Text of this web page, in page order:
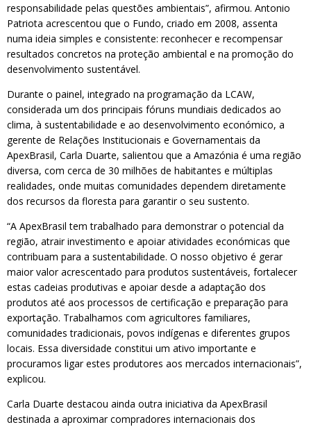
responsabilidade pelas questões ambientais”, afirmou. Antonio
Patriota acrescentou que o Fundo, criado em 2008, assenta
numa ideia simples e consistente: reconhecer e recompensar
resultados concretos na proteção ambiental e na promoção do
desenvolvimento sustentável.
Durante o painel, integrado na programação da LCAW,
considerada um dos principais fóruns mundiais dedicados ao
clima, à sustentabilidade e ao desenvolvimento económico, a
gerente de Relações Institucionais e Governamentais da
ApexBrasil, Carla Duarte, salientou que a Amazónia é uma região
diversa, com cerca de 30 milhões de habitantes e múltiplas
realidades, onde muitas comunidades dependem diretamente
dos recursos da floresta para garantir o seu sustento.
“A ApexBrasil tem trabalhado para demonstrar o potencial da
região, atrair investimento e apoiar atividades económicas que
contribuam para a sustentabilidade. O nosso objetivo é gerar
maior valor acrescentado para produtos sustentáveis, fortalecer
estas cadeias produtivas e apoiar desde a adaptação dos
produtos até aos processos de certificação e preparação para
exportação. Trabalhamos com agricultores familiares,
comunidades tradicionais, povos indígenas e diferentes grupos
locais. Essa diversidade constitui um ativo importante e
procuramos ligar estes produtores aos mercados internacionais”,
explicou.
Carla Duarte destacou ainda outra iniciativa da ApexBrasil
destinada a aproximar compradores internacionais dos